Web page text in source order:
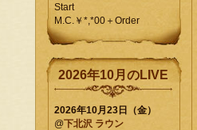
Start
M.C.￥*,*00＋Order
2026年10月のLIVE
2026年10月23日（金）
@下北沢 ラウン